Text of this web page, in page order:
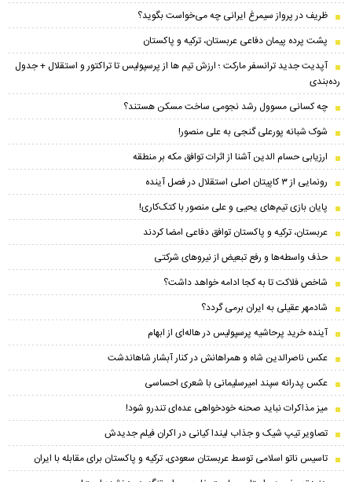
ظریف در پرواز سیمرغ ایرانی چه می‌خواست بگوید؟
پشت پرده پیمان دفاعی عربستان، ترکیه و پاکستان
​آپدیت جدید ترانسفر مارکت ؛ ارزش تیم ها از پرسپولیس تا تراکتور و استقلال + جدول
رده‌بندی
چه کسانی مسوول رشد نجومی ساخت مسکن هستند؟
شوک شبانه پورعلی گنجی به علی منصور!
ارزیابی حسام الدین آشنا از اثرات توافق مکه بر منطقه
رونمایی از ۳ کاپیتان اصلی استقلال در فصل آینده
پایان بازی تیم‌های یحیی و علی منصور با کتک‌کاری!
عربستان، ترکیه و پاکستان توافق دفاعی امضا کردند
حذف واسطه‌ها و رفع تبعیض از نیروهای شرکتی
شاخص فلاکت تا به کجا ادامه خواهد داشت؟
شادمهر عقیلی به ایران برمی گردد؟
آینده خرید پرحاشیه‌ پرسپولیس در هاله‌ای از ابهام
عکس ناصرالدین شاه و همراهانش در کنار آبشار شاهاندشت
عکس پدرانه سپند امیرسلیمانی با شعری احساسی
میز مذاکرات نباید صحنه خودخواهی عده‌ای تندرو شود!
تصاویر تیپ شیک و جذاب لیندا کیانی در اکران فیلم جدیدش
تاسیس ناتو اسلامی توسط عربستان سعودی، ترکیه و پاکستان برای مقابله با ایران